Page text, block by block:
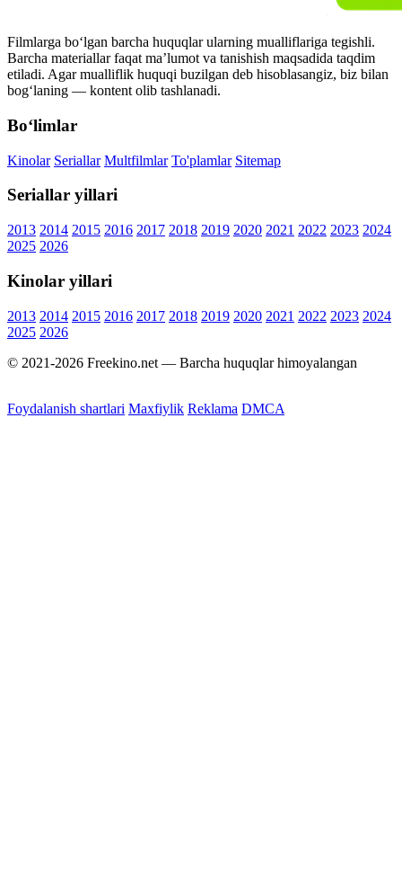
Filmlarga bo‘lgan barcha huquqlar ularning mualliflariga tegishli.
Barcha materiallar faqat ma’lumot va tanishish maqsadida taqdim
etiladi. Agar mualliflik huquqi buzilgan deb hisoblasangiz, biz bilan
bog‘laning — kontent olib tashlanadi.
Bo‘limlar
Kinolar Seriallar Multfilmlar To'plamlar Sitemap
Seriallar yillari
2013 2014 2015 2016 2017 2018 2019 2020 2021 2022 2023 2024
2025 2026
Kinolar yillari
2013 2014 2015 2016 2017 2018 2019 2020 2021 2022 2023 2024
2025 2026
© 2021-2026 Freekino.net — Barcha huquqlar himoyalangan
Foydalanish shartlari Maxfiylik Reklama DMCA